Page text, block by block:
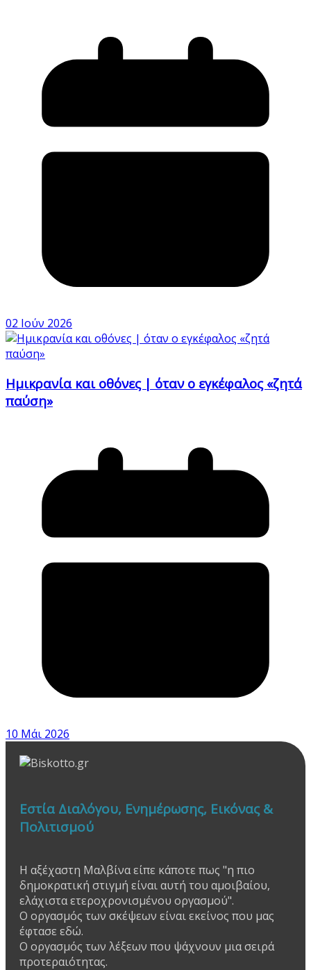
02 Ιούν 2026
Ημικρανία και οθόνες | όταν ο εγκέφαλος «ζητά
παύση»
10 Μάι 2026
Εστία Διαλόγου, Ενημέρωσης, Εικόνας &
Πολιτισμού
Η αξέχαστη Μαλβίνα είπε κάποτε πως "η πιο
δημοκρατική στιγμή είναι αυτή του αμοιβαίου,
ελάχιστα ετεροχρονισμένου οργασμού".
Ο οργασμός των σκέψεων είναι εκείνος που μας
έφτασε εδώ.
Ο οργασμός των λέξεων που ψάχνουν μια σειρά
προτεραιότητας.